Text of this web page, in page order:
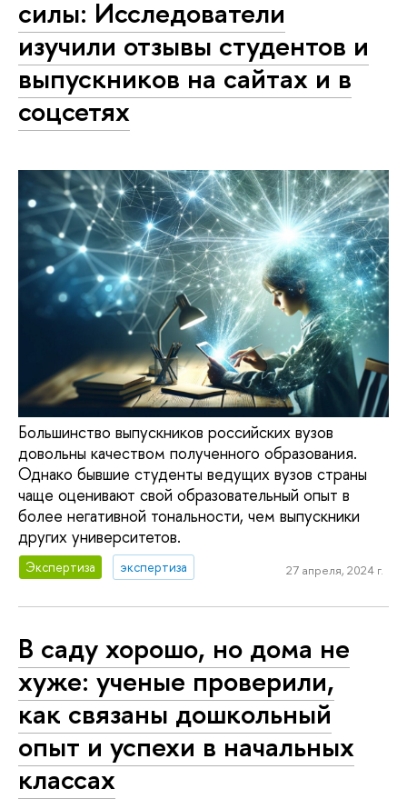
силы: Исследователи
изучили отзывы студентов и
выпускников на сайтах и в
соцсетях
Большинство выпускников российских вузов
довольны качеством полученного образования.
Однако бывшие студенты ведущих вузов страны
чаще оценивают свой образовательный опыт в
более негативной тональности, чем выпускники
других университетов.
Экспертиза экспертиза 27 апреля, 2024 г.
В саду хорошо, но дома не
хуже: ученые проверили,
как связаны дошкольный
опыт и успехи в начальных
классах